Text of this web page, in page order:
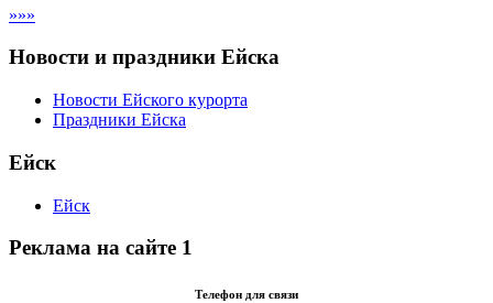
»»»
Новости и праздники Ейска
Новости Ейского курорта
Праздники Ейска
Ейск
Ейск
Реклама на сайте 1
Телефон для связи